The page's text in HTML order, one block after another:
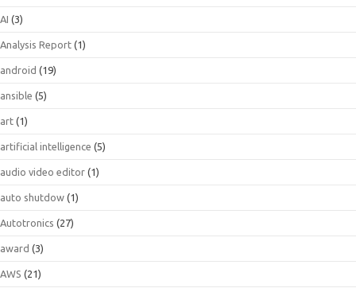
AI (3)
Analysis Report (1)
android (19)
ansible (5)
art (1)
artificial intelligence (5)
audio video editor (1)
auto shutdow (1)
Autotronics (27)
award (3)
AWS (21)